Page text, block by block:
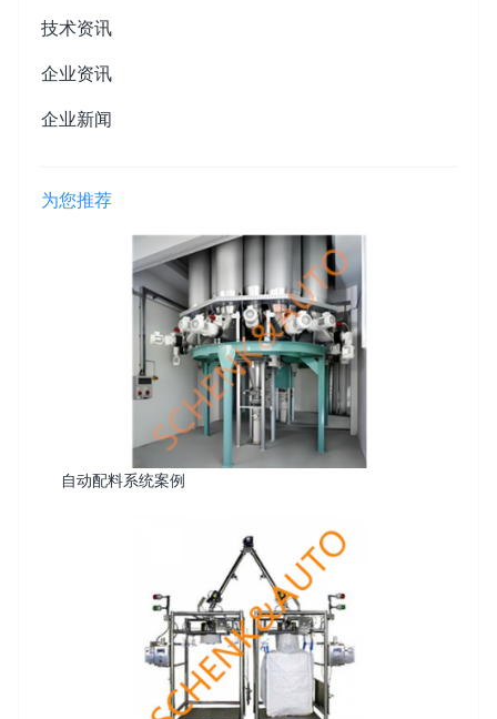
技术资讯
企业资讯
企业新闻
为您推荐
自动配料系统案例